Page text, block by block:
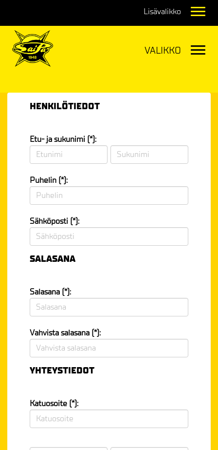
HENKILÖTIEDOT
Etu- ja sukunimi (*):
Puhelin (*):
Sähköposti (*):
SALASANA
Salasana (*):
Vahvista salasana (*):
YHTEYSTIEDOT
Katuosoite (*):